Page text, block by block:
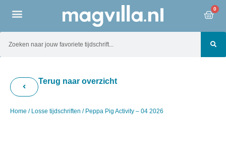
0
Terug naar overzicht
Home / Losse tijdschriften / Peppa Pig Activity – 04 2026